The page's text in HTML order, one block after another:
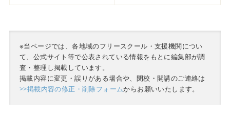
※当ページでは、各地域のフリースクール・支援機関につい
て、公式サイト等で公表されている情報をもとに編集部が調
査・整理し掲載しています。
掲載内容に変更・誤りがある場合や、閉校・開講のご連絡は
>>掲載内容の修正・削除フォームからお願いいたします。